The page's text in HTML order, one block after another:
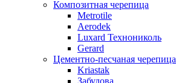
Композитная черепица
Metrotile
Aerodek
Luxard Технониколь
Gerard
Цементно-песчаная черепица
Kriastak
Забудова